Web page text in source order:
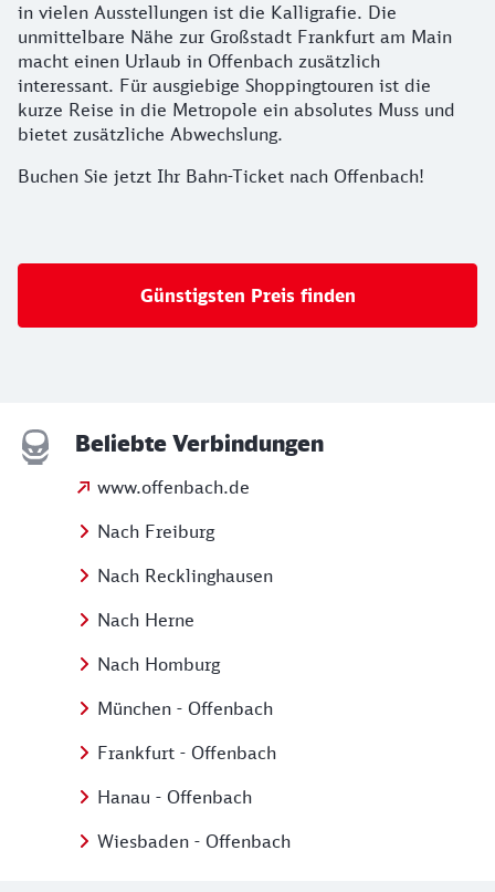
in vielen Ausstellungen ist die Kalligrafie. Die
unmittelbare Nähe zur Großstadt Frankfurt am Main
macht einen Urlaub in Offenbach zusätzlich
interessant. Für ausgiebige Shoppingtouren ist die
kurze Reise in die Metropole ein absolutes Muss und
bietet zusätzliche Abwechslung.
Buchen Sie jetzt Ihr Bahn-Ticket nach Offenbach!
Günstigsten Preis finden
Beliebte Verbindungen
www.offenbach.de
Nach Freiburg
Nach Recklinghausen
Nach Herne
Nach Homburg
München - Offenbach
Frankfurt - Offenbach
Hanau - Offenbach
Wiesbaden - Offenbach